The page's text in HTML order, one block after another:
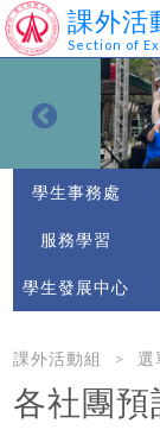
課外活
Section of
學生事務處
服務學習
學生發展中心
課外活動組 選
各社團預